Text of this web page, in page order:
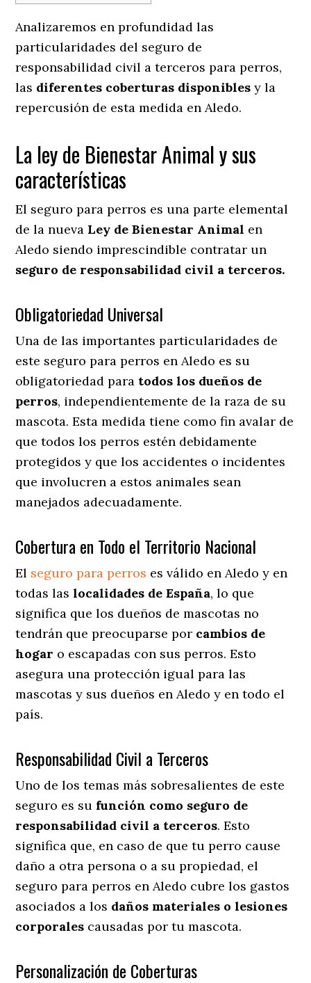
Analizaremos en profundidad las
particularidades del seguro de
responsabilidad civil a terceros para perros,
las diferentes coberturas disponibles y la
repercusión de esta medida en Aledo.
La ley de Bienestar Animal y sus
características
El seguro para perros es una parte elemental
de la nueva Ley de Bienestar Animal en
Aledo siendo imprescindible contratar un
seguro de responsabilidad civil a terceros.
Obligatoriedad Universal
Una de las importantes particularidades de
este seguro para perros en Aledo es su
obligatoriedad para todos los dueños de
perros, independientemente de la raza de su
mascota. Esta medida tiene como fin avalar de
que todos los perros estén debidamente
protegidos y que los accidentes o incidentes
que involucren a estos animales sean
manejados adecuadamente.
Cobertura en Todo el Territorio Nacional
El seguro para perros es válido en Aledo y en
todas laslocalidades de España, lo que
significa que los dueños de mascotas no
tendrán que preocuparse por cambios de
hogar o escapadas con sus perros. Esto
asegura una protección igual para las
mascotas y sus dueños en Aledo y en todo el
país.
Responsabilidad Civil a Terceros
Uno de los temas más sobresalientes de este
seguro es su función como seguro de
responsabilidad civil a terceros. Esto
significa que, en caso de que tu perro cause
daño a otra persona o a su propiedad, el
seguro para perros en Aledo cubre los gastos
asociados a los daños materiales o lesiones
corporales causadas por tu mascota.
Personalización de Coberturas